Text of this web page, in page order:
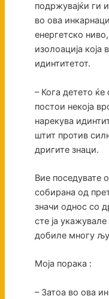
подржувајќи ги
во ова
енергетско
изолоација која
идинтитетот.
– Кога детето
постои некоја
нарекува
штит против
дригите знаци.
Вие поседувате
собирана од
значи однос со
сте ја
добиле многу
Моја порака :
– Затоа во ова